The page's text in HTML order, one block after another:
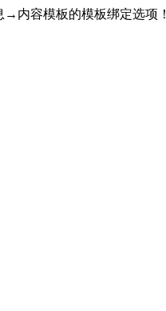
内容模板的模板绑定选项！